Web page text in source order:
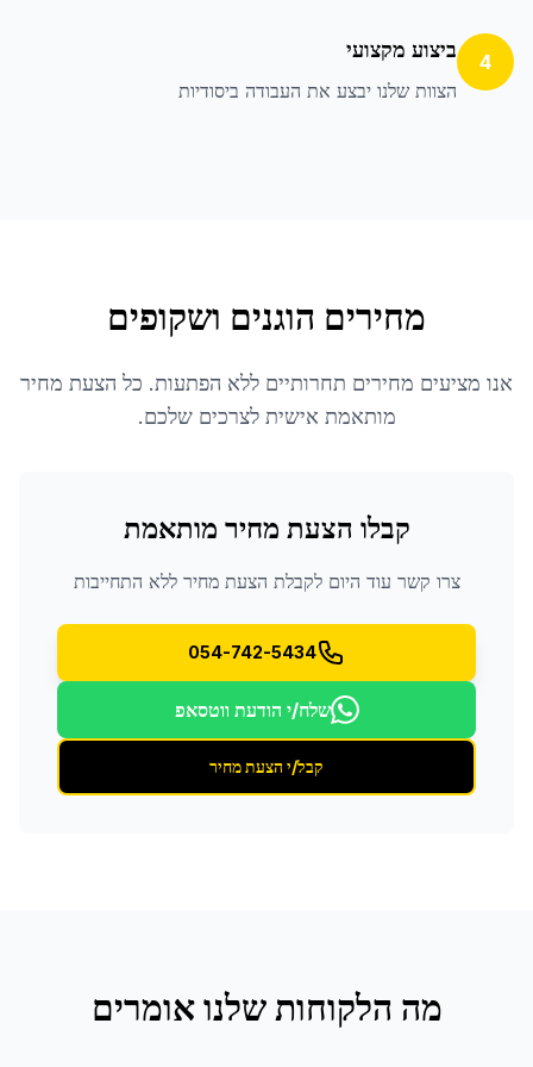
4 ביצוע מקצועי
הצוות שלנו יבצע את העבודה ביסודיות
מחירים הוגנים ושקופים
אנו מציעים מחירים תחרותיים ללא הפתעות. כל הצעת מחיר
מותאמת אישית לצרכים שלכם.
קבלו הצעת מחיר מותאמת
צרו קשר עוד היום לקבלת הצעת מחיר ללא התחייבות
054-742-5434
שלח/י הודעת ווטסאפ
קבל/י הצעת מחיר
מה הלקוחות שלנו אומרים